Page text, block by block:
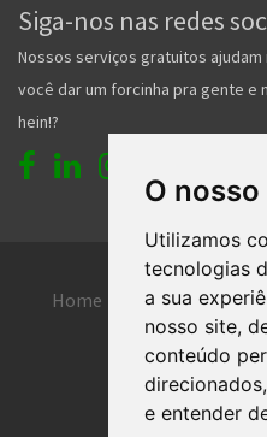
O
Utilizamos
tecnologias
a sua
nosso site,
conteúdo
e entender
Quer falar com a
Para dúvidas sobre qualquer
com o anunciante. Para outros
Siga-nos nas redes
Nossos serviços gratuitos
você dar um forcinha pra gente